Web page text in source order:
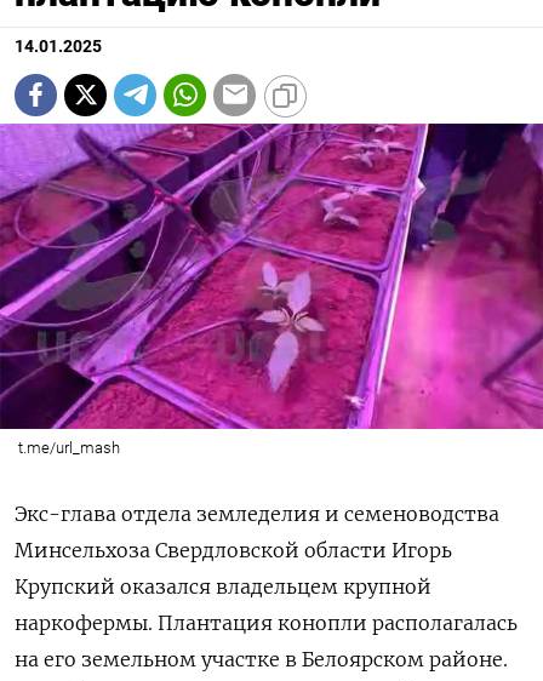
14.01.2025
t.me/url_mash
Экс-глава отдела земледелия и семеноводства
Минсельхоза Свердловской области Игорь
Крупский оказался владельцем крупной
наркофермы. Плантация конопли располагалась
на его земельном участке в Белоярском районе.